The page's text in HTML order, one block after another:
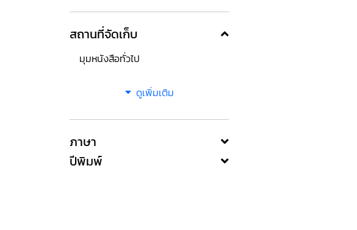
สถานที่จัดเก็บ
มุมหนังสือทั่วไป
ดูเพิ่มเติม
ภาษา
ปีพิมพ์